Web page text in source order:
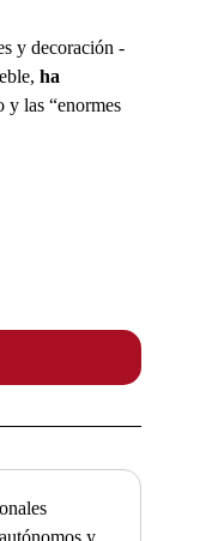
y decoración -
ha
y las “enormes
y